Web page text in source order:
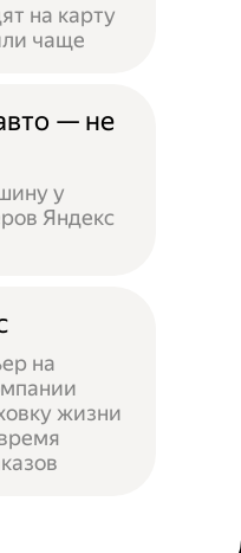
на карту
чаще
— не
у
Яндекс
на
жизни